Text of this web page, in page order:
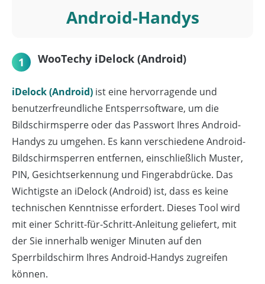
Android-Handys
1 WooTechy iDelock (Android)
iDelock (Android) ist eine hervorragende und
benutzerfreundliche Entsperrsoftware, um die
Bildschirmsperre oder das Passwort Ihres Android-
Handys zu umgehen. Es kann verschiedene Android-
Bildschirmsperren entfernen, einschließlich Muster,
PIN, Gesichtserkennung und Fingerabdrücke. Das
Wichtigste an iDelock (Android) ist, dass es keine
technischen Kenntnisse erfordert. Dieses Tool wird
mit einer Schritt-für-Schritt-Anleitung geliefert, mit
der Sie innerhalb weniger Minuten auf den
Sperrbildschirm Ihres Android-Handys zugreifen
können.